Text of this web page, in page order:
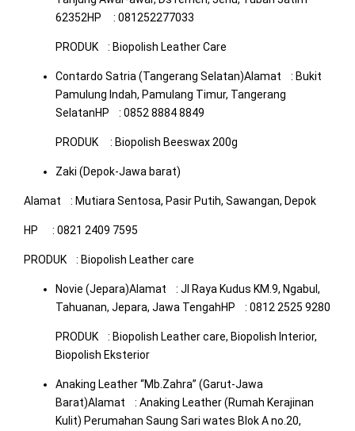
62352HP : 081252277033
PRODUK : Biopolish Leather Care
Contardo Satria (Tangerang Selatan)Alamat : Bukit
Pamulung Indah, Pamulang Timur, Tangerang
SelatanHP : 0852 8884 8849
PRODUK : Biopolish Beeswax 200g
Zaki (Depok-Jawa barat)
Alamat : Mutiara Sentosa, Pasir Putih, Sawangan, Depok
HP : 0821 2409 7595
PRODUK : Biopolish Leather care
Novie (Jepara)Alamat : Jl Raya Kudus KM.9, Ngabul,
Tahuanan, Jepara, Jawa TengahHP : 0812 2525 9280
PRODUK : Biopolish Leather care, Biopolish Interior,
Biopolish Eksterior
Anaking Leather “Mb.Zahra” (Garut-Jawa
Barat)Alamat : Anaking Leather (Rumah Kerajinan
Kulit) Perumahan Saung Sari wates Blok A no.20,